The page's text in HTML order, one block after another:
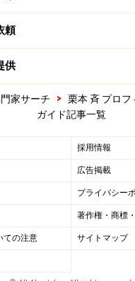
頼
供
家サーチ > 栗本 斉 プロフ
ガイド記事一覧
採用情報
広告掲載
プライバシー
著作権・商標
ての注意 サイトマップ